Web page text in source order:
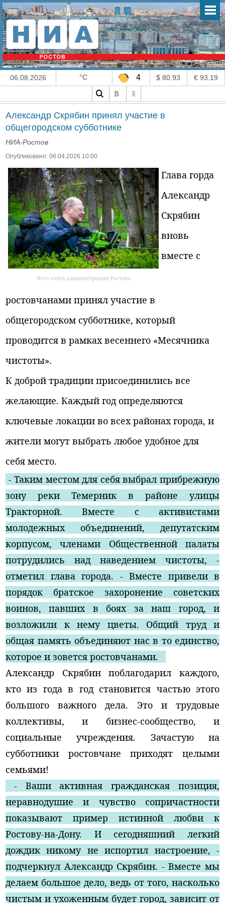
06.08.2026 °C 4 $ 80.93 € 93.19
Александр Скрябин принял участие в
общегородском субботнике
НИА-Ростов
Опубликовано: 06.04.2026 10:00
Фото сайта администрации Ростова
Глава горда
Александр
Скрябин
вновь
вместе с
ростовчанами принял участие в
общегородском субботнике, который
проводится в рамках весеннего «Месячника
чистоты».
К доброй традиции присоединились все
желающие. Каждый год определяются
ключевые локации во всех районах города, и
жители могут выбрать любое удобное для
себя место.
- Таким местом для себя выбрал прибрежную
зону реки Темерник в районе улицы
Тракторной. Вместе с активистами
молодежных объединений, депутатским
корпусом, членами Общественной палаты
потрудились над наведением чистоты, -
отметил глава города. - Вместе привели в
порядок братское захоронение советских
воинов, павших в боях за наш город, и
возложили к нему цветы. Общий труд и
общая память объединяют нас в то единство,
которое и зовется ростовчанами.
Александр Скрябин поблагодарил каждого,
кто из года в год становится частью этого
большого важного дела. Это и трудовые
коллективы, и бизнес-сообщество, и
социальные учреждения. Зачастую на
субботники ростовчане приходят целыми
семьями!
- Ваши активная гражданская позиция,
неравнодушие и чувство сопричастности
показывают пример истинной любви к
Ростову-на-Дону. И сегодняшний легкий
дождик никому не испортил настроение, -
подчеркнул Александр Скрябин. - Вместе мы
делаем большое дело, ведь от того, насколько
чистым и ухоженным будет город, зависит от